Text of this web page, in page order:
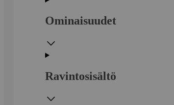
Ominaisuudet
Ravintosisältö